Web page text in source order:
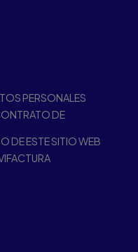
PERSONALES
DE
DE ESTE SITIO WEB